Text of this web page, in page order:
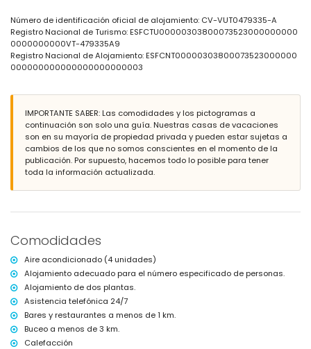
Baño con lavabo individual, ducha y WC
Exterior de esta casa de vacaciones
Piscina comunitaria de 20m x 20m y 3m de profundidad
Piscina para niños
3 terrazas, de las cuales 1 está cubierta
Barbacoa
Zona de estar y comedor al aire libre
2 plazas de aparcamiento privadas
Más información
Pueblo más cercano a 3 kilómetros de la casa
Playa más cercana a 3 kilómetros de la casa
casa)
Transporte público cercano: autobús a 2 kilómetros
No se permiten mascotas
El alojamiento es muy adecuado para familias con niños
Instalaciones y servicios incluidos en el precio del alquiler de esta
casa de vacaciones
Internet (fibra óptica)
Número de identificación oficial de alojamiento: CV-VUT0479335-A
Registro Nacional de Turismo: ESFCTU00000303800073523000000000
0000000000VT-479335A9
Registro Nacional de Alojamiento: ESFCNT00000303800073523000000
000000000000000000000003
IMPORTANTE SABER: Las comodidades y los pictogramas a
continuación son solo una guía. Nuestras casas de vacaciones
son en su mayoría de propiedad privada y pueden estar sujetas a
cambios de los que no somos conscientes en el momento de la
publicación. Por supuesto, hacemos todo lo posible para tener
toda la información actualizada.
Comodidades
Aire acondicionado (4 unidades)
Alojamiento adecuado para el número especificado de personas.
Alojamiento de dos plantas.
Asistencia telefónica 24/7
Bares y restaurantes a menos de 1 km.
Buceo a menos de 3 km.
Calefacción